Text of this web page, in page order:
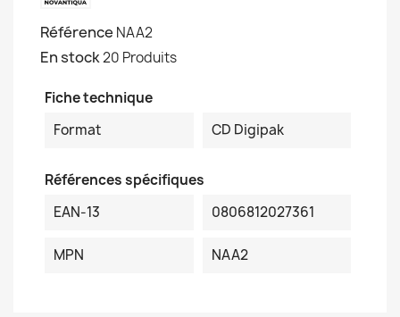
Référence NAA2
En stock20 Produits
Fiche technique
Format
CD Digipak
Références spécifiques
EAN-13
0806812027361
MPN NAA2